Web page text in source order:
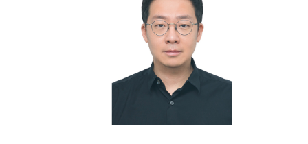
데이터 관리 체계 고도화 등에 대해 자문과 권고, 제안을
수행하게 된다. 윤 교수는 위촉 직후 열린 전체 회의에서
경기도교육청은 K-Edu 국제화와 교육 분야 국제교류협력의
대표 거점으로 빠르게 성장하고 있다 며, 다양한 문화권 교육
기관과의 상호 호혜적 프로젝트 활동을 통해 글로벌 교육 협력
네트워크를 확대하고 상호 문화 이해를 바탕으로 교육 섹터 간